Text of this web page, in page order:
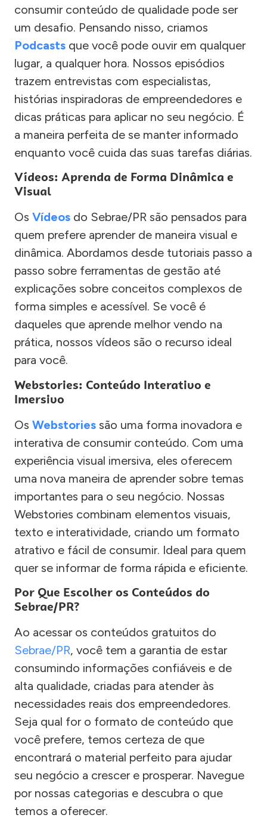
consumir conteúdo de qualidade pode ser
um desafio. Pensando nisso, criamos
Podcasts que você pode ouvir em qualquer
lugar, a qualquer hora. Nossos episódios
trazem entrevistas com especialistas,
histórias inspiradoras de empreendedores e
dicas práticas para aplicar no seu negócio. É
a maneira perfeita de se manter informado
enquanto você cuida das suas tarefas diárias.
Vídeos: Aprenda de Forma Dinâmica e
Visual
Os Vídeos do Sebrae/PR são pensados para
quem prefere aprender de maneira visual e
dinâmica. Abordamos desde tutoriais passo a
passo sobre ferramentas de gestão até
explicações sobre conceitos complexos de
forma simples e acessível. Se você é
daqueles que aprende melhor vendo na
prática, nossos vídeos são o recurso ideal
para você.
Webstories: Conteúdo Interativo e
Imersivo
Os Webstories são uma forma inovadora e
interativa de consumir conteúdo. Com uma
experiência visual imersiva, eles oferecem
uma nova maneira de aprender sobre temas
importantes para o seu negócio. Nossas
Webstories combinam elementos visuais,
texto e interatividade, criando um formato
atrativo e fácil de consumir. Ideal para quem
quer se informar de forma rápida e eficiente.
Por Que Escolher os Conteúdos do
Sebrae/PR?
Ao acessar os conteúdos gratuitos do
Sebrae/PR, você tem a garantia de estar
consumindo informações confiáveis e de
alta qualidade, criadas para atender às
necessidades reais dos empreendedores.
Seja qual for o formato de conteúdo que
você prefere, temos certeza de que
encontrará o material perfeito para ajudar
seu negócio a crescer e prosperar. Navegue
por nossas categorias e descubra o que
temos a oferecer.